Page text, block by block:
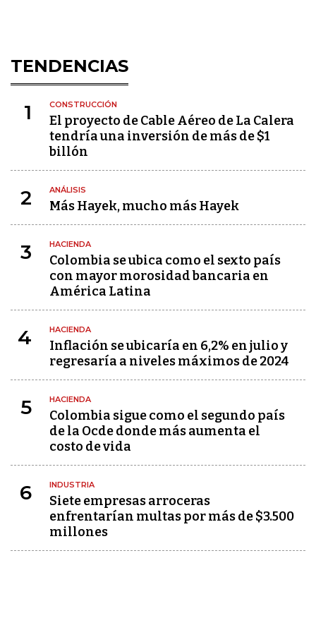
TENDENCIAS
1 CONSTRUCCIÓN
El proyecto de Cable Aéreo de La Calera
tendría una inversión de más de $1
billón
2 ANÁLISIS
Más Hayek, mucho más Hayek
3 HACIENDA
Colombia se ubica como el sexto país
con mayor morosidad bancaria en
América Latina
4 HACIENDA
Inflación se ubicaría en 6,2% en julio y
regresaría a niveles máximos de 2024
5 HACIENDA
Colombia sigue como el segundo país
de la Ocde donde más aumenta el
costo de vida
6 INDUSTRIA
Siete empresas arroceras
enfrentarían multas por más de $3.500
millones